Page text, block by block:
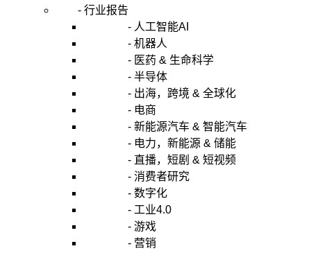
- 行业报告
- 人工智能AI
- 机器人
- 医药 & 生命科学
- 半导体
- 出海，跨境 & 全球化
- 电商
- 新能源汽车 & 智能汽车
- 电力，新能源 & 储能
- 直播，短剧 & 短视频
- 消费者研究
- 数字化
- 工业4.0
- 游戏
- 营销